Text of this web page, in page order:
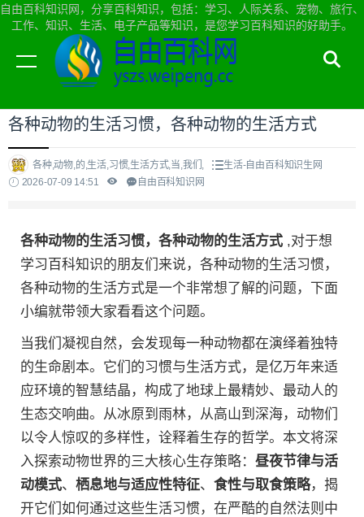
自由百科知识网，分享百科知识，包括：学习、人际关系、宠物、旅行、
工作、知识、生活、电子产品等知识，是您学习百科知识的好助手。
当前位置：自由百科知识网首页>生活
各种动物的生活习惯，各种动物的生活方式
各种,动物,的,生活,习惯,生活方式,当,我们,
生活-自由百科知识生网
2026-07-09 14:51
自由百科知识网
各种动物的生活习惯，各种动物的生活方式 ,对于想
学习百科知识的朋友们来说，各种动物的生活习惯，
各种动物的生活方式是一个非常想了解的问题，下面
小编就带领大家看看这个问题。
当我们凝视自然，会发现每一种动物都在演绎着独特
的生命剧本。它们的习惯与生活方式，是亿万年来适
应环境的智慧结晶，构成了地球上最精妙、最动人的
生态交响曲。从冰原到雨林，从高山到深海，动物们
以令人惊叹的多样性，诠释着生存的哲学。本文将深
入探索动物世界的三大核心生存策略： 昼夜节律与活
动模式、 栖息地与适应性特征、 食性与取食策略，揭
开它们如何通过这些生活习惯，在严酷的自然法则中